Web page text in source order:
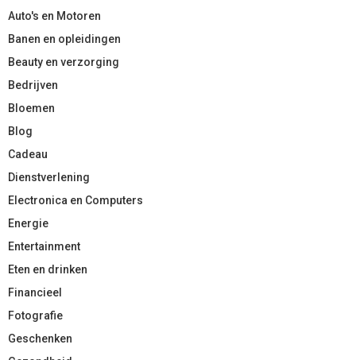
Auto's en Motoren
Banen en opleidingen
Beauty en verzorging
Bedrijven
Bloemen
Blog
Cadeau
Dienstverlening
Electronica en Computers
Energie
Entertainment
Eten en drinken
Financieel
Fotografie
Geschenken